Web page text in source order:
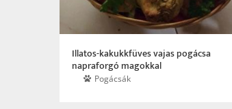
Illatos-kakukkfüves vajas pogácsa
napraforgó magokkal
Pogácsák